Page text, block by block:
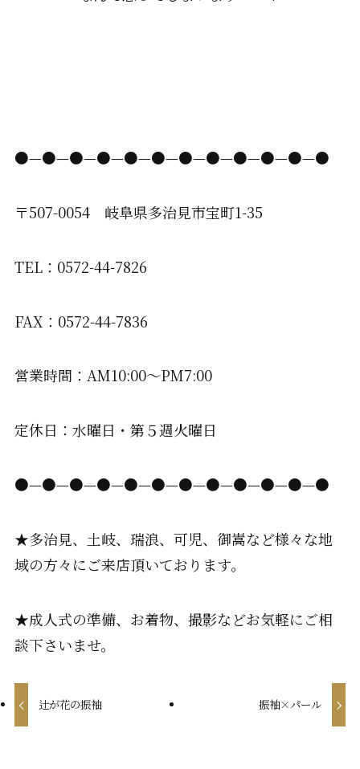
●—●—●—●—●—●—●—●—●—●—●—●
〒507-0054 岐阜県多治見市宝町1-35
TEL：0572-44-7826
FAX：0572-44-7836
営業時間：AM10:00〜PM7:00
定休日：水曜日・第５週火曜日
●—●—●—●—●—●—●—●—●—●—●—●
★多治見、土岐、瑞浪、可児、御嵩など様々な地
域の方々にご来店頂いております。
★成人式の準備、お着物、撮影などお気軽にご相
談下さいませ。
辻が花の振袖 振袖×パール